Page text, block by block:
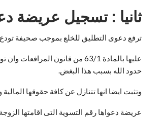
ثانيا : تسجيل عريضة
ترفع دعوى التطليق للخلع بموجب صحيفة
عليها بالمادة 63/1 من قانون
حدود الله بسبب هذا البغض.
وتثبت ايضا انها تتنازل عن كافة حقوقها
عريضة دعواها رقم التسوية التى اقامتها